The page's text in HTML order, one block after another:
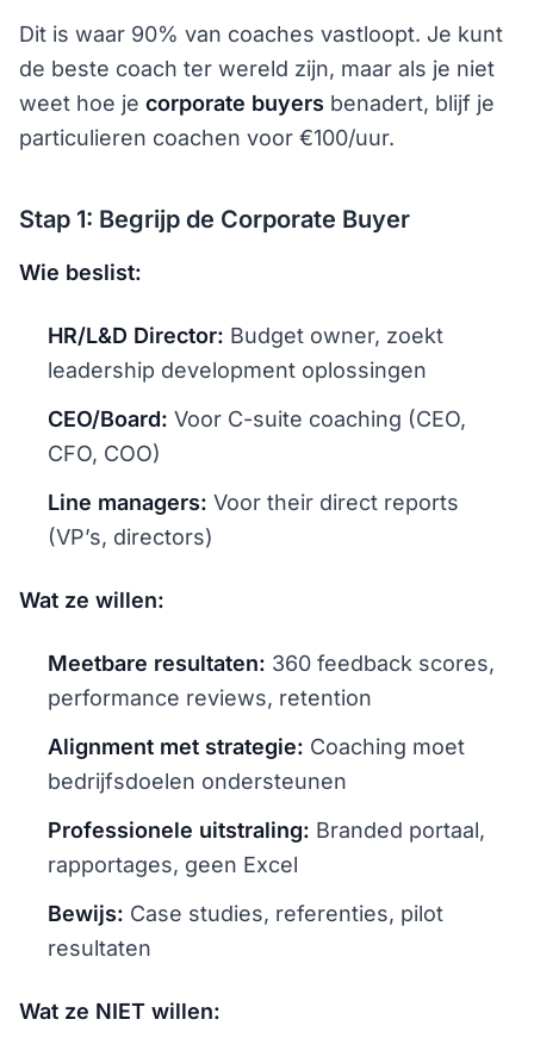
Dit is waar 90% van coaches vastloopt. Je kunt
de beste coach ter wereld zijn, maar als je niet
weet hoe je corporate buyers benadert, blijf je
particulieren coachen voor €100/uur.
Stap 1: Begrijp de Corporate Buyer
Wie beslist:
HR/L&D Director: Budget owner, zoekt
leadership development oplossingen
CEO/Board: Voor C-suite coaching (CEO,
CFO, COO)
Line managers: Voor their direct reports
(VP’s, directors)
Wat ze willen:
Meetbare resultaten: 360 feedback scores,
performance reviews, retention
Alignment met strategie: Coaching moet
bedrijfsdoelen ondersteunen
Professionele uitstraling: Branded portaal,
rapportages, geen Excel
Bewijs: Case studies, referenties, pilot
resultaten
Wat ze NIET willen: